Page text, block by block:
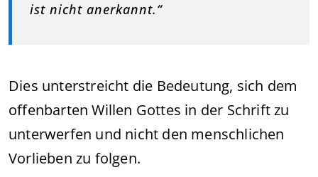
ist nicht anerkannt.“
Dies unterstreicht die Bedeutung, sich dem
offenbarten Willen Gottes in der Schrift zu
unterwerfen und nicht den menschlichen
Vorlieben zu folgen.